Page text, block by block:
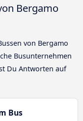
Bergamo
von Bergamo
Busunternehmen
Du Antworten auf
Bus